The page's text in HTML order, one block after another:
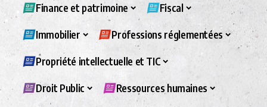
Finance et patrimoine Fiscal
Immobilier Professions réglementées
Propriété intellectuelle et TIC
Droit Public Ressources humaines